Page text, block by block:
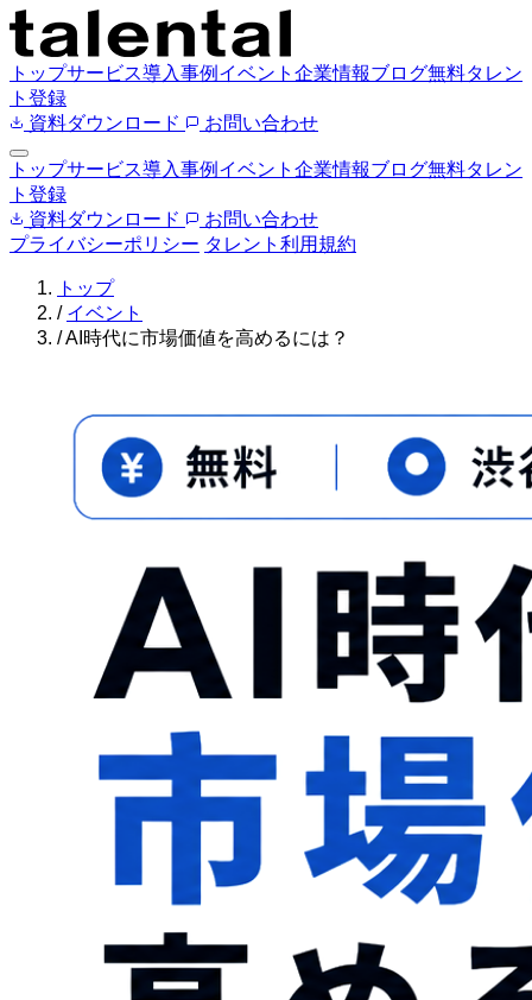
トップサービス導入事例 イベント 企業情報ブログ無料タレン
ト登録
資料ダウンロード
お問い合わせ
トップサービス導入事例 イベント 企業情報ブログ無料タレン
ト登録
資料ダウンロード
お問い合わせ
プライバシーポリシー タレント利用規約
トップ
/ イベント
/AI時代に市場価値を高めるには？